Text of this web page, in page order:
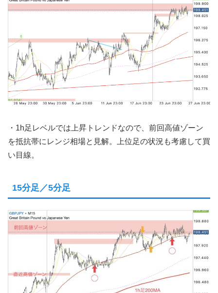
・1h足レベルでは上昇トレンドなので、前回高値ゾーン
を抵抗帯にレンジ相場と見解。上位足の状況も考慮して買
い目線。
15分足／5分足